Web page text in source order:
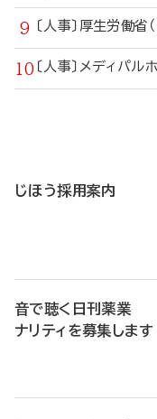
〔人事〕厚生労働
〔人事〕メディパ
じほう採用案内
音で聴く日刊薬業
ナリティを募集します